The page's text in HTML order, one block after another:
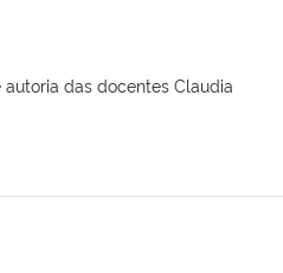
das docentes Claudia